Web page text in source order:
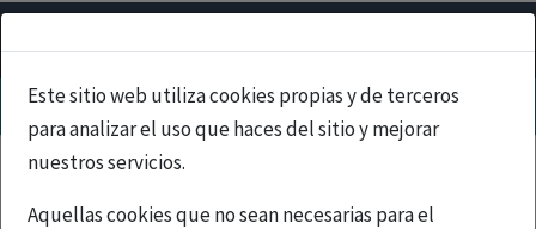
Este sitio web utiliza cookies propias y de terceros
para analizar el uso que haces del sitio y mejorar
nuestros servicios.
Aquellas cookies que no sean necesarias para el